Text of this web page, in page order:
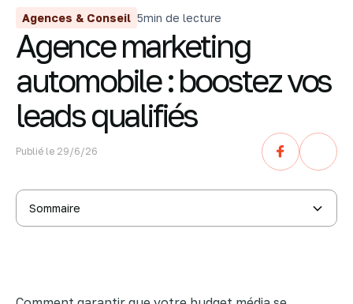
Agences & Conseil 5min de lecture
Agence marketing
automobile : boostez vos
leads qualifiés
Publié le 29/6/26
Sommaire
commandes